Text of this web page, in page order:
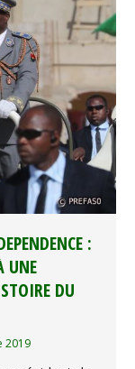
:
UNE
DU
2019